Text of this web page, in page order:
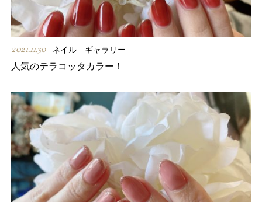
2021.11.30| ネイル ギャラリー
人気のテラコッタカラー！